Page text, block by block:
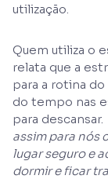
utilização.
Quem utiliza o
relata que a
para a rotina
do tempo nas
para descansar.
assim para nós
lugar seguro e
dormir e ficar